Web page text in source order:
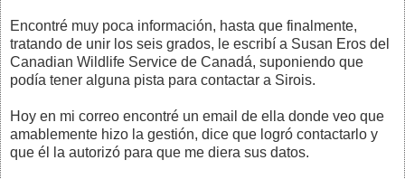
Encontré muy poca información, hasta que finalmente,
tratando de unir los seis grados, le escribí a Susan Eros del
Canadian Wildlife Service de Canadá, suponiendo que
podía tener alguna pista para contactar a Sirois.
Hoy en mi correo encontré un email de ella donde veo que
amablemente hizo la gestión, dice que logró contactarlo y
que él la autorizó para que me diera sus datos.